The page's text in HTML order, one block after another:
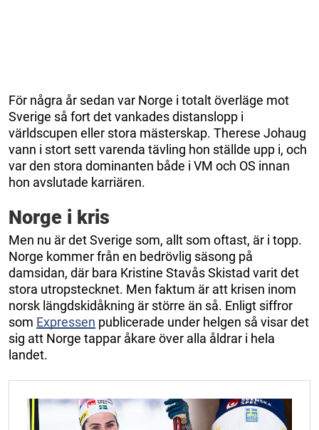
För några år sedan var Norge i totalt överläge mot
Sverige så fort det vankades distanslopp i
världscupen eller stora mästerskap. Therese Johaug
vann i stort sett varenda tävling hon ställde upp i, och
var den stora dominanten både i VM och OS innan
hon avslutade karriären.
Norge i kris
Men nu är det Sverige som, allt som oftast, är i topp.
Norge kommer från en bedrövlig säsong på
damsidan, där bara Kristine Stavås Skistad varit det
stora utropstecknet. Men faktum är att krisen inom
norsk längdskidåkning är större än så. Enligt siffror
som Expressen publicerade under helgen så visar det
sig att Norge tappar åkare över alla åldrar i hela
landet.